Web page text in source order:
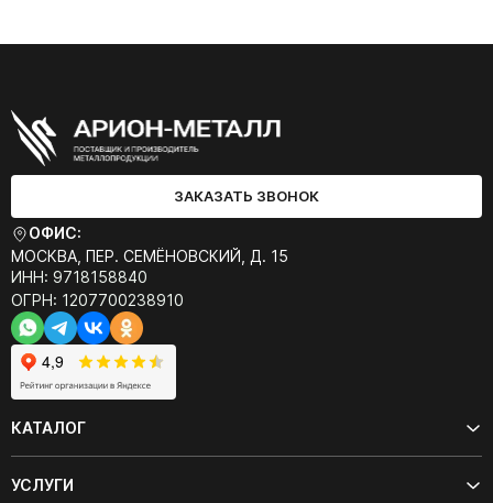
ЗАКАЗАТЬ ЗВОНОК
ОФИС:
МОСКВА, ПЕР. СЕМЁНОВСКИЙ, Д. 15
ИНН: 9718158840
ОГРН: 1207700238910
КАТАЛОГ
УСЛУГИ